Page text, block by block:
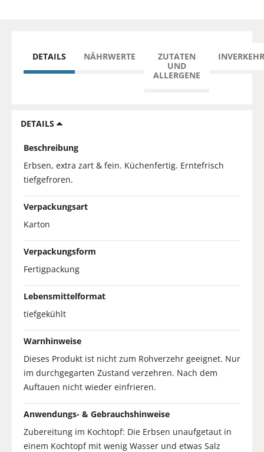
DETAILS NÄHRWERTE
ZUTATEN
UND
ALLERGENE
DETAILS
Beschreibung
Erbsen, extra zart & fein. Küchenfertig. Erntefrisch
tiefgefroren.
Verpackungsart
Karton
Verpackungsform
Fertigpackung
Lebensmittelformat
tiefgekühlt
Warnhinweise
Dieses Produkt ist nicht zum Rohverzehr geeignet. Nur
im durchgegarten Zustand verzehren. Nach dem
Auftauen nicht wieder einfrieren.
Anwendungs- & Gebrauchshinweise
Zubereitung im Kochtopf: Die Erbsen unaufgetaut in
einem Kochtopf mit wenig Wasser und etwas Salz